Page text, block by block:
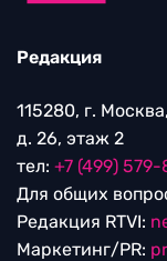
Редакция
115280, г.
д. 26, этаж 2
тел: +7 (499)
Для общих
Редакция RTVI:
Маркетинг/PR: